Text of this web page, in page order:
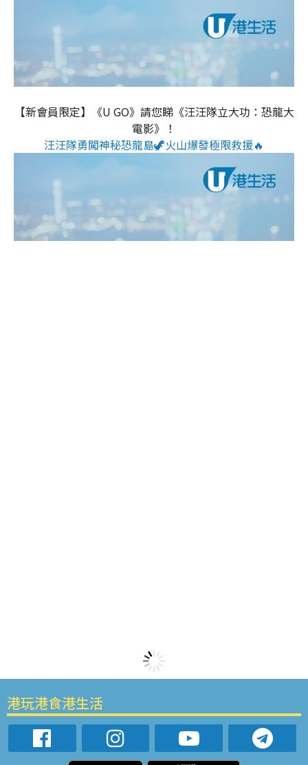
【新會員限定】《U GO》請您睇《汪汪隊立大功：恐龍大
電影》！
汪汪隊勇闖神秘恐龍島🦖火山爆發極限救援🔥
港玩港食港生活